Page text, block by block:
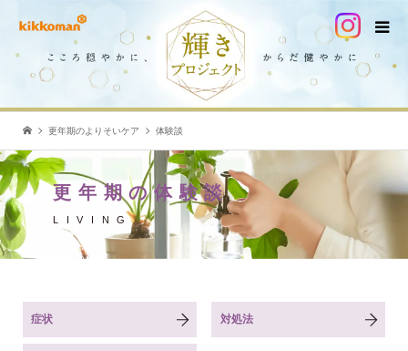
更年期のよりそいケア 体験談
更年期の体験談
LIVING
症状 対処法